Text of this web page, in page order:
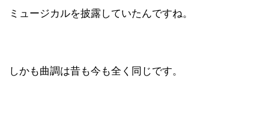
ミュージカルを披露していたんですね。
しかも曲調は昔も今も全く同じです。